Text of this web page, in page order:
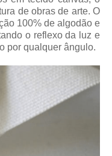
de obras de arte. O
100% de algodão e
o reflexo da luz e
por qualquer ângulo.